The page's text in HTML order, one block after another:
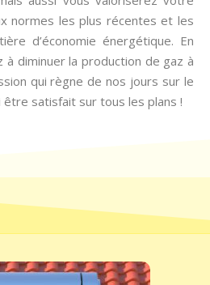
normes les plus récentes et les
d’économie énergétique. En
diminuer la production de gaz à
qui règne de nos jours sur le
satisfait sur tous les plans !